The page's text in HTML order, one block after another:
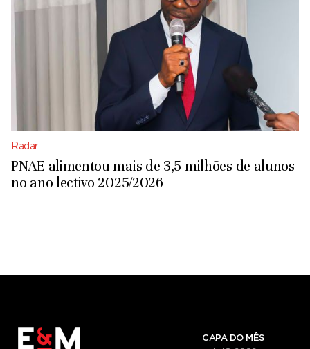
Radar
PNAE alimentou mais de 3,5 milhões de alunos
no ano lectivo 2025/2026
CAPA DO MÊS